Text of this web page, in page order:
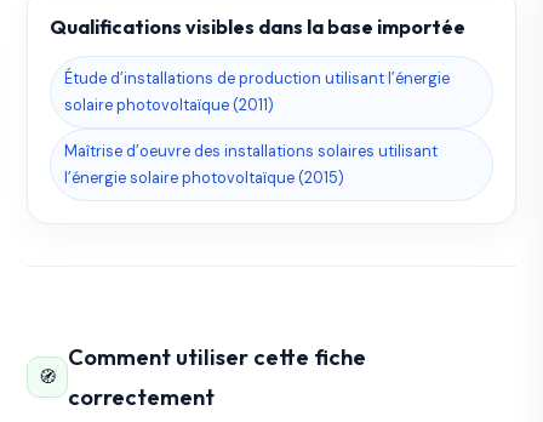
Qualifications visibles dans la base importée
Étude d’installations de production utilisant l’énergie
solaire photovoltaïque (2011)
Maîtrise d’oeuvre des installations solaires utilisant
l’énergie solaire photovoltaïque (2015)
🧭
Comment utiliser cette fiche
correctement